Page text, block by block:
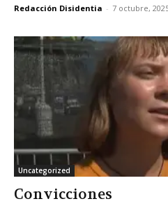
Redacción Disidentia - 7 octubre,
Uncategorized
Convicciones